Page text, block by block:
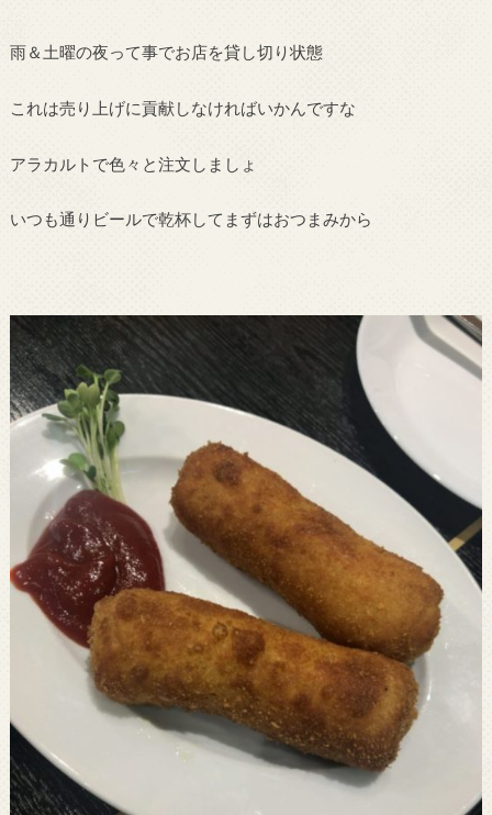
雨＆土曜の夜って事でお店を貸し切り状態
これは売り上げに貢献しなければいかんですな
アラカルトで色々と注文しましょ
いつも通りビールで乾杯してまずはおつまみから